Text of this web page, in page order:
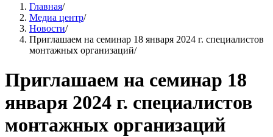
Главная/
Медиа центр/
Новости/
Приглашаем на семинар 18 января 2024 г. специалистов
монтажных организаций/
Приглашаем на семинар 18
января 2024 г. специалистов
монтажных организаций